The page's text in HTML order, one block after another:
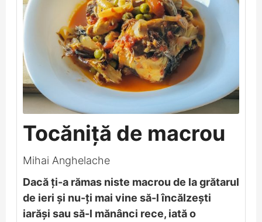
Tocăniță de macrou
Mihai Anghelache
Dacă ți-a rămas niste macrou de la grătarul
de ieri și nu-ți mai vine să-l încălzești
iarăși sau să-l mănânci rece, iată o